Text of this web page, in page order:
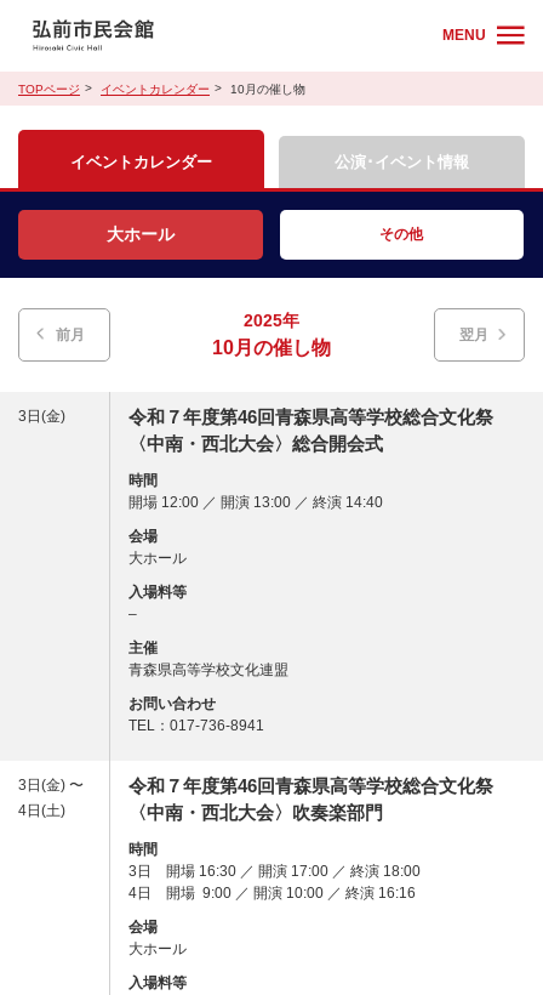
MENU
TOPページ イベントカレンダー 10月の催し物
イベントカレンダー 公演･イベント情報
大ホール その他
翌月
前月
2025年
10月の催し物
3日(金)
令和７年度第46回青森県高等学校総合文化祭
〈中南・西北大会〉総合開会式
時間
開場 12:00 ／ 開演 13:00 ／ 終演 14:40
会場
大ホール
入場料等
–
主催
青森県高等学校文化連盟
お問い合わせ
TEL：017-736-8941
3日(金) 〜
4日(土)
令和７年度第46回青森県高等学校総合文化祭
〈中南・西北大会〉吹奏楽部門
時間
3日 開場 16:30 ／ 開演 17:00 ／ 終演 18:00
4日 開場 9:00 ／ 開演 10:00 ／ 終演 16:16
会場
大ホール
入場料等